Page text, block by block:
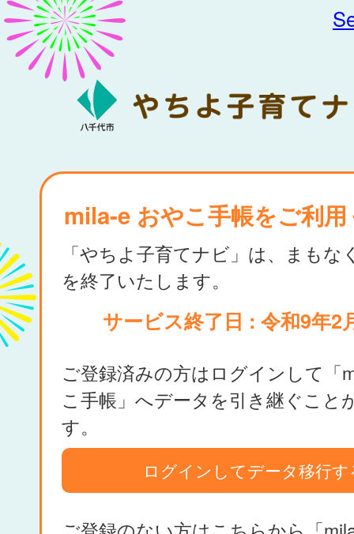
mila-e おやこ手帳をご利
「やちよ子育てナビ」は、まもな
を終了いたします。
サービス終了日 : 令和9年2
ご登録済みの方はログインして「
こ手帳」へデータを引き継ぐこと
す。
ログインしてデータ移行す